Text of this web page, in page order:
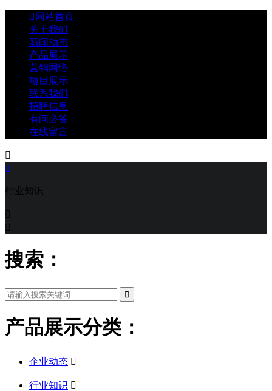
 网站首页
关于我们
新闻动态
产品展示
营销网络
项目展示
联系我们
招聘信息
有问必答
在线留言


行业知识


搜索：
产品展示分类：
企业动态 
行业知识 